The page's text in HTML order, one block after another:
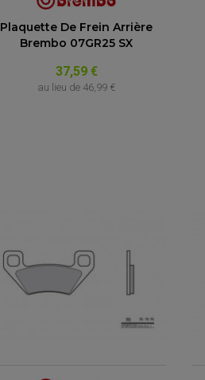
Plaquette De Frein Arrière
Brembo 07GR25 SX
37,59 €
au lieu de 46,99 €